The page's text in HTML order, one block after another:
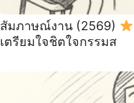
สัมภาษณ์งาน (2569)
เตรียมใจชิตใจกรรมส